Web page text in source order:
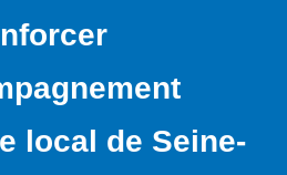
local de Seine-